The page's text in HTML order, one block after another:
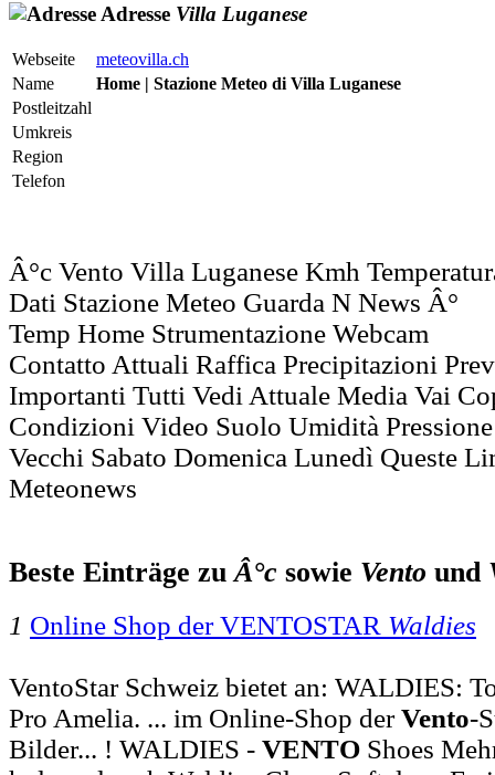
Adresse Villa Luganese
Webseite
meteovilla.ch
Name
Home | Stazione Meteo di Villa Luganese
Postleitzahl
Umkreis
Region
Telefon
Â°c Vento Villa Luganese Kmh
Dati Stazione Meteo Guarda N News Â°
Temp Home Strumentazione Webcam
Contatto Attuali Raffica Precipitazioni
Importanti Tutti Vedi Attuale Media Vai
Condizioni Video Suolo Umidità
Vecchi Sabato Domenica Lunedì Queste
Meteonews
Beste Einträge zuÂ°c sowie Vento und
1 Online Shop der VENTOSTAR Waldies
VentoStar Schweiz bietet an: WALDIES:
Pro Amelia. ... im Online-Shop derVento-
Bilder... ! WALDIES - VENTO Shoes